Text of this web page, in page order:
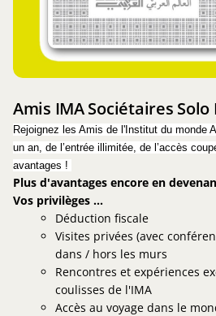
Amis IMA Sociétaires Solo
Rejoignez les Amis de l'Institut du monde
un an, de l’entrée illimitée, de l’accès
avantages !
Plus d'avantages encore en
Vos privilèges ...
Déduction fiscale
Visites privées (avec
dans / hors les murs
Rencontres et expériences
coulisses de l'IMA
Accès au voyage dans le